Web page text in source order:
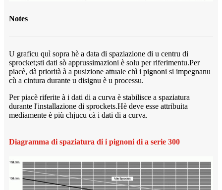
Notes
U graficu quì sopra hè a data di spaziazione di u centru di
sprocket;sti dati sò apprussimazioni è solu per riferimentu.Per
piacè, dà priorità à a pusizione attuale chì i pignoni si impegnanu
cù a cintura durante u disignu è u processu.
Per piacè riferite à i dati di a curva è stabilisce a spaziatura
durante l'installazione di sprockets.Hè deve esse attribuita
mediamente è più chjucu cà i dati di a curva.
Diagramma di spaziatura di i pignoni di a serie 300